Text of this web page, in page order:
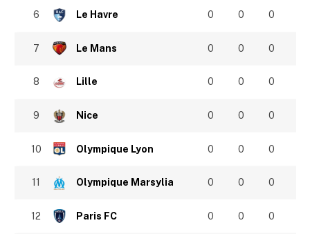
6 Le Havre 0 0 0
7 Le Mans 0 0 0
8 Lille 0 0 0
9 Nice 0 0 0
10 Olympique Lyon 0 0 0
11 Olympique Marsylia 0 0 0
12 Paris FC 0 0 0